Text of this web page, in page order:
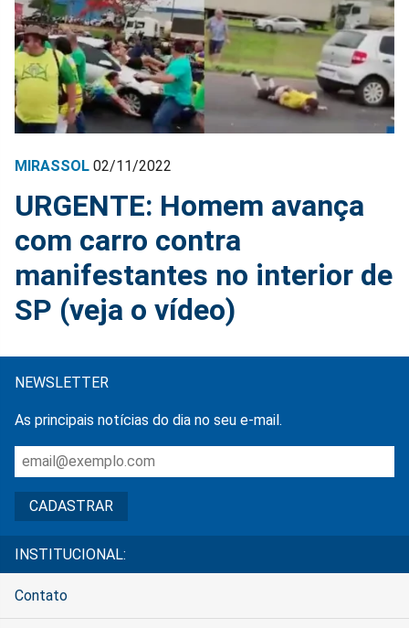
MIRASSOL 02/11/2022
URGENTE: Homem avança
com carro contra
manifestantes no interior de
SP (veja o vídeo)
NEWSLETTER
As principais notícias do dia no seu e-mail.
INSTITUCIONAL:
Contato